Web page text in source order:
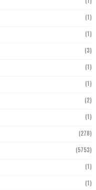
(1)
(1)
(3)
(1)
(1)
(2)
(1)
(278)
(5753)
(1)
(1)